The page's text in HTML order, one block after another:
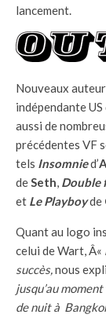
lancement.
Nouveaux
indépendante
aussi de
précédentes VF
tels Insomnied’
deSeth, Double
et Le Playboyde
Quant au logo
celui de Wart, Â«
succès,nous
jusqu’au
de nuit à